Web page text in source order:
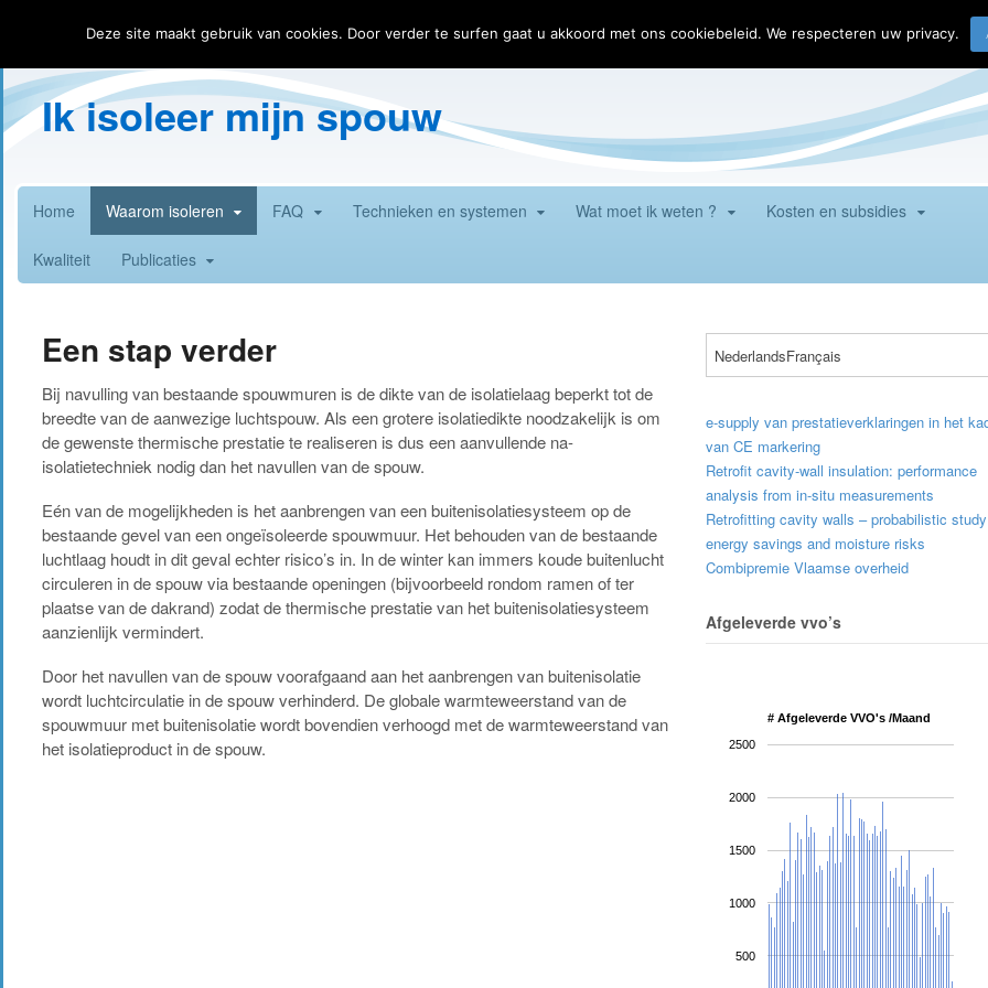
Ik isoleer mijn spouw
Home Waarom isoleren FAQ Technieken en systemen Wat moet ik weten ? Kosten en subsidies
Kwaliteit Publicaties
Een stap verder
Bij navulling van bestaande spouwmuren is de dikte van de isolatielaag beperkt tot de
breedte van de aanwezige luchtspouw. Als een grotere isolatiedikte noodzakelijk is om
de gewenste thermische prestatie te realiseren is dus een aanvullende na-
isolatietechniek nodig dan het navullen van de spouw.
Eén van de mogelijkheden is het aanbrengen van een buitenisolatiesysteem op de
bestaande gevel van een ongeïsoleerde spouwmuur. Het behouden van de bestaande
luchtlaag houdt in dit geval echter risico’s in. In de winter kan immers koude buitenlucht
circuleren in de spouw via bestaande openingen (bijvoorbeeld rondom ramen of ter
plaatse van de dakrand) zodat de thermische prestatie van het buitenisolatiesysteem
aanzienlijk vermindert.
Door het navullen van de spouw voorafgaand aan het aanbrengen van buitenisolatie
wordt luchtcirculatie in de spouw verhinderd. De globale warmteweerstand van de
spouwmuur met buitenisolatie wordt bovendien verhoogd met de warmteweerstand van
het isolatieproduct in de spouw.
NederlandsFrançais
e-supply van prestatieverklaringen in het
van CE markering
Retrofit cavity-wall insulation: performance
analysis from in-situ measurements
Retrofitting cavity walls – probabilistic
energy savings and moisture risks
Combipremie Vlaamse overheid
Afgeleverde vvo’s
# Afgeleverde VVO's /Maand
500
1000
1500
2000
2500
Deze site maakt gebruik van cookies. Door verder te surfen gaat u akkoord met ons cookiebeleid. We respecteren uw privacy.